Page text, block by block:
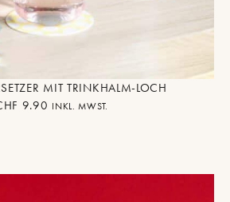
MIT TRINKHALM-LOCH
9.90 INKL. MWST.